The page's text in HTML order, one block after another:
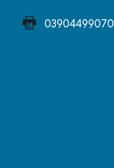
03904499070